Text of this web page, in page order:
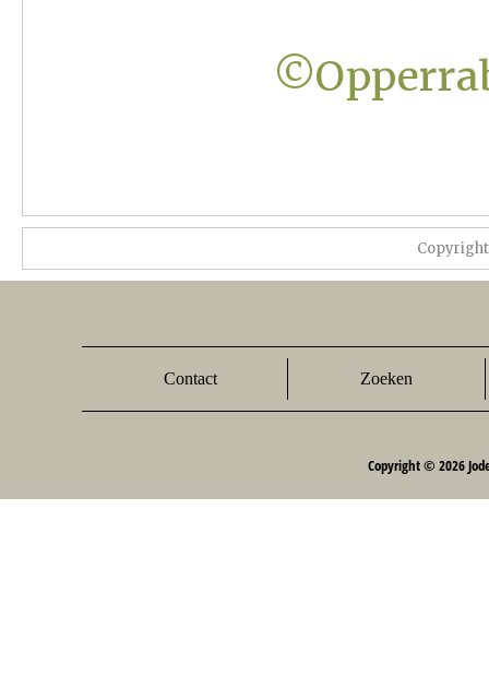
Contact Zoeken
Copyright © 2026